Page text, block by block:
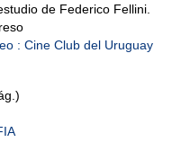
de Federico Fellini.
: Cine Club del Uruguay